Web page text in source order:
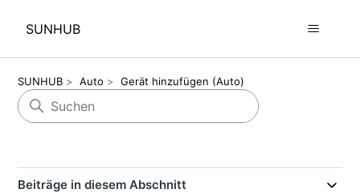
SUNHUB
SUNHUB Auto Gerät hinzufügen (Auto)
Beiträge in diesem Abschnitt